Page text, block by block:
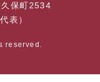
保町2534
表）
reserved.